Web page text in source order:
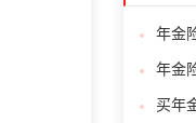
年金
年金
买年